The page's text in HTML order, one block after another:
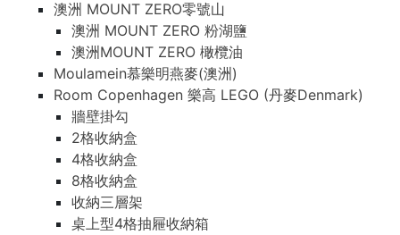
澳洲 MOUNT ZERO零號山
澳洲 MOUNT ZERO 粉湖鹽
澳洲MOUNT ZERO 橄欖油
Moulamein慕樂明燕麥(澳洲)
Room Copenhagen 樂高 LEGO (丹麥Denmark)
牆壁掛勾
2格收納盒
4格收納盒
8格收納盒
收納三層架
桌上型4格抽屜收納箱